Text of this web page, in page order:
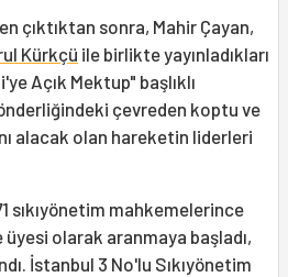
çıktıktan sonra, Mahir Çayan,
Kürkçü ile birlikte yayınladıkları
Açık Mektup" başlıklı
çevreden koptu ve
alacak olan hareketin liderleri
sıkıyönetim mahkemelerince
olarak aranmaya başladı,
İstanbul 3 No'lu Sıkıyönetim